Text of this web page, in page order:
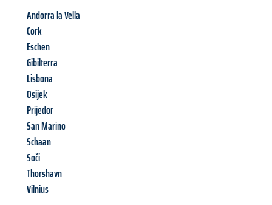
Andorra la Vella
Cork
Eschen
Gibilterra
Lisbona
Osijek
Prijedor
San Marino
Schaan
Soči
Thorshavn
Vilnius